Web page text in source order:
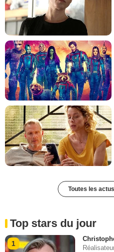
Toutes les
Top stars du jour
1